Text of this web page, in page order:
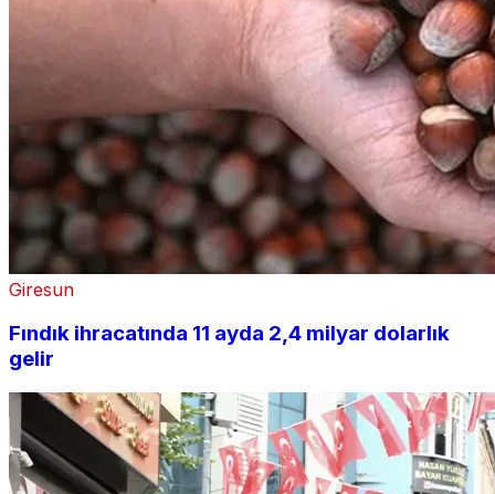
Giresun
Fındık ihracatında 11 ayda 2,4 milyar dolarlık
gelir